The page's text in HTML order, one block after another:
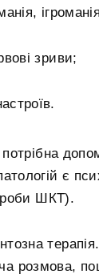
зриви;
є
ШКТ).
розмова,